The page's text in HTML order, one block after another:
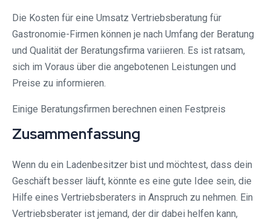
Die Kosten für eine Umsatz Vertriebsberatung für
Gastronomie-Firmen können je nach Umfang der Beratung
und Qualität der Beratungsfirma variieren. Es ist ratsam,
sich im Voraus über die angebotenen Leistungen und
Preise zu informieren.
Einige Beratungsfirmen berechnen einen Festpreis
Zusammenfassung
Wenn du ein Ladenbesitzer bist und möchtest, dass dein
Geschäft besser läuft, könnte es eine gute Idee sein, die
Hilfe eines Vertriebsberaters in Anspruch zu nehmen. Ein
Vertriebsberater ist jemand, der dir dabei helfen kann,